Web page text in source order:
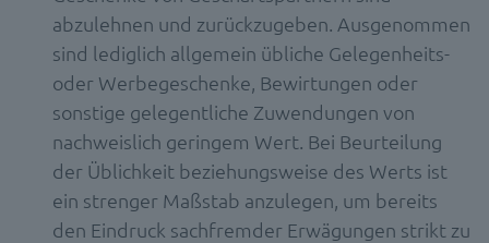
abzulehnen und zurückzugeben. Ausgenommen
sind lediglich allgemein übliche Gelegenheits-
oder Werbegeschenke, Bewirtungen oder
sonstige gelegentliche Zuwendungen von
nachweislich geringem Wert. Bei Beurteilung
der Üblichkeit beziehungsweise des Werts ist
ein strenger Maßstab anzulegen, um bereits
den Eindruck sachfremder Erwägungen strikt zu